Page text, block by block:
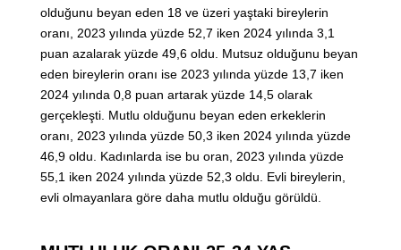
olduğunu beyan eden 18 ve üzeri yaştaki bireylerin
oranı, 2023 yılında yüzde 52,7 iken 2024 yılında 3,1
puan azalarak yüzde 49,6 oldu. Mutsuz olduğunu beyan
eden bireylerin oranı ise 2023 yılında yüzde 13,7 iken
2024 yılında 0,8 puan artarak yüzde 14,5 olarak
gerçekleşti. Mutlu olduğunu beyan eden erkeklerin
oranı, 2023 yılında yüzde 50,3 iken 2024 yılında yüzde
46,9 oldu. Kadınlarda ise bu oran, 2023 yılında yüzde
55,1 iken 2024 yılında yüzde 52,3 oldu. Evli bireylerin,
evli olmayanlara göre daha mutlu olduğu görüldü.